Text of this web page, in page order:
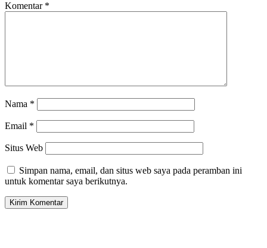
Komentar *
Nama *
Email *
Situs Web
Simpan nama, email, dan situs web saya pada peramban ini
untuk komentar saya berikutnya.